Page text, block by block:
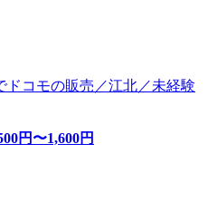
ドコモの販売／江北／未経験
円〜1,600円